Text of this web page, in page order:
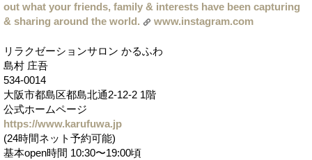
out what your friends, family & interests have been capturing
& sharing around the world.
www.instagram.com
リラクゼーションサロン かるふわ
島村 庄吾
534-0014
大阪市都島区都島北通2-12-2 1階
公式ホームページ
https://www.karufuwa.jp
(24時間ネット予約可能)
基本open時間 10:30〜19:00頃